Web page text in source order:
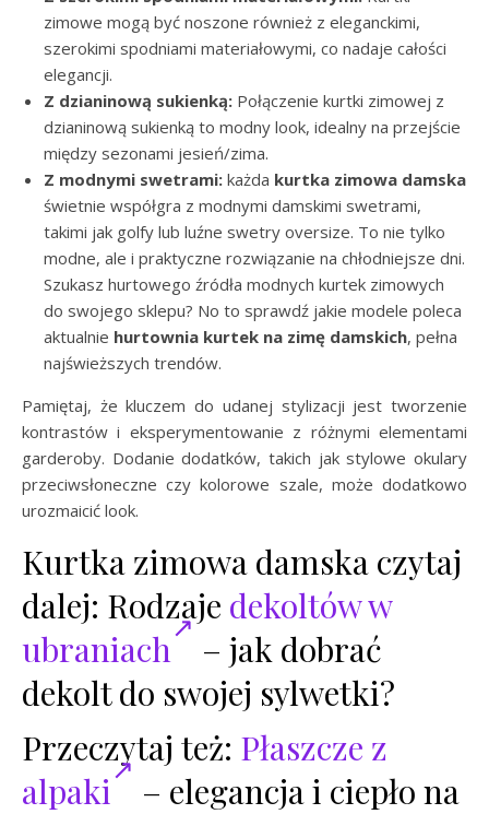
zimowe mogą być noszone również z eleganckimi,
szerokimi spodniami materiałowymi, co nadaje całości
elegancji.
Z dzianinową sukienką: Połączenie kurtki zimowej z
dzianinową sukienką to modny look, idealny na przejście
między sezonami jesień/zima.
Z modnymi swetrami: każda kurtka zimowa damska
świetnie współgra z modnymi damskimi swetrami,
takimi jak golfy lub luźne swetry oversize. To nie tylko
modne, ale i praktyczne rozwiązanie na chłodniejsze dni.
Szukasz hurtowego źródła modnych kurtek zimowych
do swojego sklepu? No to sprawdź jakie modele poleca
aktualnie hurtownia kurtek na zimę damskich, pełna
najświeższych trendów.
Pamiętaj, że kluczem do udanej stylizacji jest tworzenie
kontrastów i eksperymentowanie z różnymi elementami
garderoby. Dodanie dodatków, takich jak stylowe okulary
przeciwsłoneczne czy kolorowe szale, może dodatkowo
urozmaicić look.
Kurtka zimowa damska czytaj
dalej: Rodzaje dekoltów w
ubraniach
– jak dobrać
dekolt do swojej sylwetki?
Przeczytaj też: Płaszcze z
alpaki
– elegancja i ciepło na